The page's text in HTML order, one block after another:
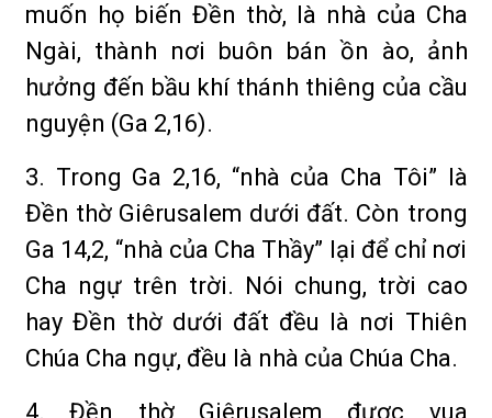
muốn họ biến Đền thờ, là nhà của Cha
Ngài, thành nơi buôn bán ồn ào, ảnh
hưởng đến bầu khí thánh thiêng của cầu
nguyện (Ga 2,16).
3. Trong Ga 2,16, “nhà của Cha Tôi” là
Đền thờ Giêrusalem dưới đất. Còn trong
Ga 14,2, “nhà của Cha Thầy” lại để chỉ nơi
Cha ngự trên trời. Nói chung, trời cao
hay Đền thờ dưới đất đều là nơi Thiên
Chúa Cha ngự, đều là nhà của Chúa Cha.
4. Đền thờ Giêrusalem được vua